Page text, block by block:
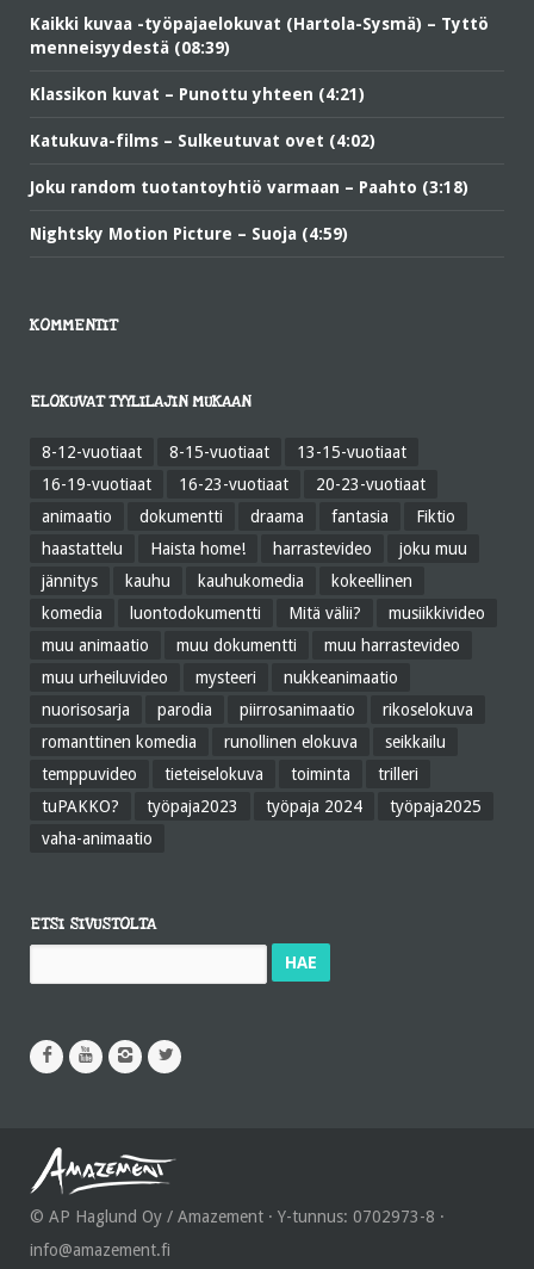
Kaikki kuvaa -työpajaelokuvat (Hartola-Sysmä) – Tyttö
menneisyydestä (08:39)
Klassikon kuvat – Punottu yhteen (4:21)
Katukuva-films – Sulkeutuvat ovet (4:02)
Joku random tuotantoyhtiö varmaan – Paahto (3:18)
Nightsky Motion Picture – Suoja (4:59)
KOMMENTIT
ELOKUVAT TYYLILAJIN MUKAAN
8-12-vuotiaat 8-15-vuotiaat
13-15-vuotiaat
16-19-vuotiaat
16-23-vuotiaat
20-23-vuotiaat
animaatio
dokumentti draama fantasia
Fiktio
haastattelu
Haista home! harrastevideo
joku muu
jännitys
kauhu kauhukomedia
kokeellinen
komedia
luontodokumentti Mitä välii?
musiikkivideo
muu animaatio
muu dokumentti
muu harrastevideo
muu urheiluvideo
mysteeri
nukkeanimaatio
nuorisosarja
parodia piirrosanimaatio
rikoselokuva
romanttinen komedia
runollinen elokuva
seikkailu
temppuvideo
tieteiselokuva toiminta
trilleri
tuPAKKO?
työpaja2023 työpaja 2024
työpaja2025
vaha-animaatio
ETSI SIVUSTOLTA
© AP Haglund Oy / Amazement · Y-tunnus: 0702973-8 ·
info@amazement.fi